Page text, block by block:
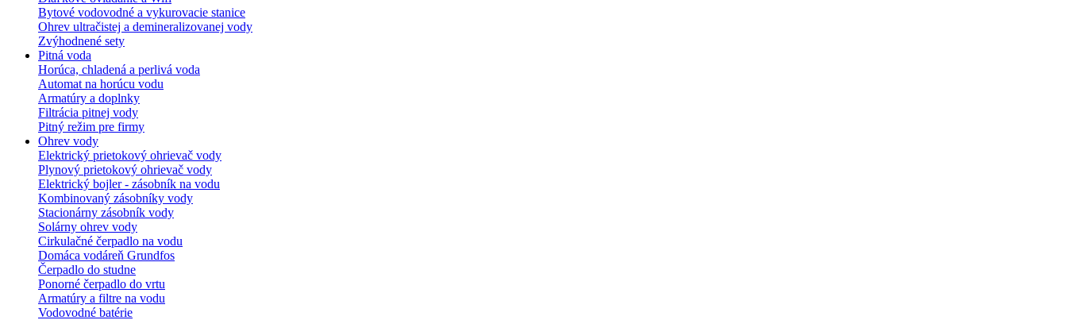
Bytové vodovodné a vykurovacie stanice
Ohrev ultračistej a demineralizovanej vody
Zvýhodnené sety
Pitná voda
Horúca, chladená a perlivá voda
Automat na horúcu vodu
Armatúry a doplnky
Filtrácia pitnej vody
Pitný režim pre firmy
Ohrev vody
Elektrický prietokový ohrievač vody
Plynový prietokový ohrievač vody
Elektrický bojler - zásobník na vodu
Kombinovaný zásobníky vody
Stacionárny zásobník vody
Solárny ohrev vody
Cirkulačné čerpadlo na vodu
Domáca vodáreň Grundfos
Čerpadlo do studne
Ponorné čerpadlo do vrtu
Armatúry a filtre na vodu
Vodovodné batérie